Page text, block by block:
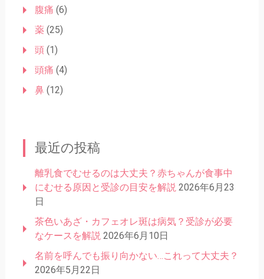
腹痛 (6)
薬(25)
頭(1)
頭痛 (4)
鼻(12)
最近の投稿
離乳食でむせるのは大丈夫？赤ちゃんが食事中
にむせる原因と受診の目安を解説 2026年6月23
日
茶色いあざ・カフェオレ斑は病気？受診が必要
なケースを解説 2026年6月10日
名前を呼んでも振り向かない…これって大丈夫？
2026年5月22日